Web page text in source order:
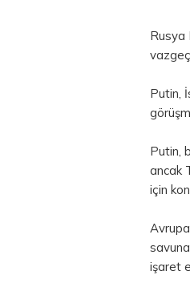
Rusya
Putin,
Putin,
ancak
için
işaret